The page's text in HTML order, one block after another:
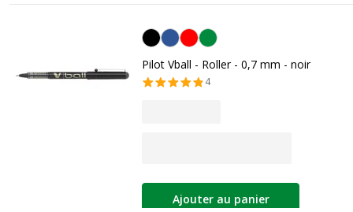
Noir
Pilot Vball - Roller - 0,7 mm - noir
4
Ajouter au panier